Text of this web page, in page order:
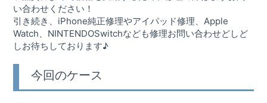
い合わせください！
引き続き、iPhone純正修理やアイパッド修理、Apple
Watch、NINTENDOSwitchなども修理お問い合わせどしど
しお待ちしております♪
今回のケース